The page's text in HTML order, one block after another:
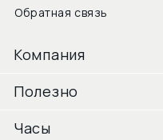
Обратная связь
Компания
Полезно
Часы